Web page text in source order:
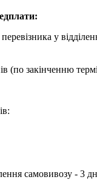
у
(по закінченню
самовивозу - 3